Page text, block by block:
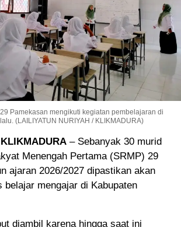
Pamekasan mengikuti kegiatan pembelajaran di
(LAILIYATUN NURIYAH / KLIKMADURA)
KLIKMADURA – Sebanyak 30 murid
Menengah Pertama (SRMP) 29
ajaran 2026/2027 dipastikan akan
belajar mengajar di Kabupaten
diambil karena hingga saat ini